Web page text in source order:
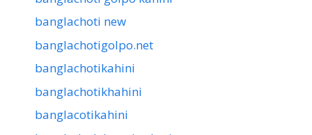
banglachoti new
banglachotigolpo.net
banglachotikahini
banglachotikhahini
banglacotikahini